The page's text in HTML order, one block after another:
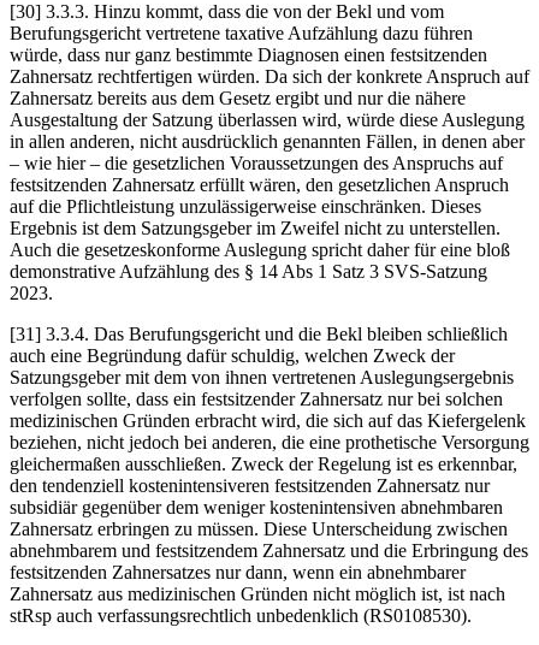
[30] 3.3.3. Hinzu kommt, dass die von der Bekl und vom
Berufungsgericht vertretene taxative Aufzählung dazu führen
würde, dass nur ganz bestimmte Diagnosen einen festsitzenden
Zahnersatz rechtfertigen würden. Da sich der konkrete Anspruch auf
Zahnersatz bereits aus dem Gesetz ergibt und nur die nähere
Ausgestaltung der Satzung überlassen wird, würde diese Auslegung
in allen anderen, nicht ausdrücklich genannten Fällen, in denen aber
– wie hier – die gesetzlichen Voraussetzungen des Anspruchs auf
festsitzenden Zahnersatz erfüllt wären, den gesetzlichen Anspruch
auf die Pflichtleistung unzulässigerweise einschränken. Dieses
Ergebnis ist dem Satzungsgeber im Zweifel nicht zu unterstellen.
Auch die gesetzeskonforme Auslegung spricht daher für eine bloß
demonstrative Aufzählung des § 14 Abs 1 Satz 3 SVS-Satzung
2023.
[31] 3.3.4. Das Berufungsgericht und die Bekl bleiben schließlich
auch eine Begründung dafür schuldig, welchen Zweck der
Satzungsgeber mit dem von ihnen vertretenen Auslegungsergebnis
verfolgen sollte, dass ein festsitzender Zahnersatz nur bei solchen
medizinischen Gründen erbracht wird, die sich auf das Kiefergelenk
beziehen, nicht jedoch bei anderen, die eine prothetische Versorgung
gleichermaßen ausschließen. Zweck der Regelung ist es erkennbar,
den tendenziell kostenintensiveren festsitzenden Zahnersatz nur
subsidiär gegenüber dem weniger kostenintensiven abnehmbaren
Zahnersatz erbringen zu müssen. Diese Unterscheidung zwischen
abnehmbarem und festsitzendem Zahnersatz und die Erbringung des
festsitzenden Zahnersatzes nur dann, wenn ein abnehmbarer
Zahnersatz aus medizinischen Gründen nicht möglich ist, ist nach
stRsp auch verfassungsrechtlich unbedenklich (RS0108530).